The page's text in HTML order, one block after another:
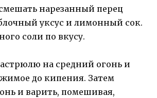
нарезанный перец
уксус и лимонный сок.
соли по вкусу.
на средний огонь и
до кипения. Затем
и варить, помешивая,